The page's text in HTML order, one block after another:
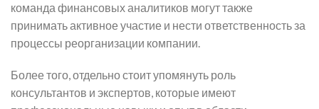
команда финансовых аналитиков могут также
принимать активное участие и нести ответственность за
процессы реорганизации компании.
Более того, отдельно стоит упомянуть роль
консультантов и экспертов, которые имеют